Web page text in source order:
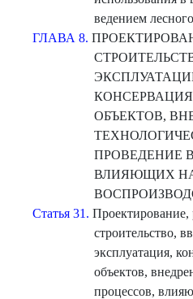
ведением
ГЛАВА 8.
ОБЪЕКТОВ,
ПРОВЕДЕНИЕ
ВЛИЯЮЩИХ
Статья 31. Проектирование,
строительство,
эксплуатация,
объектов,
процессов,